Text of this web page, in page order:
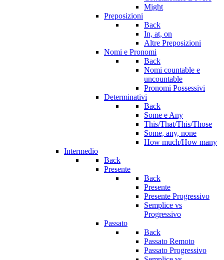
Might
Preposizioni
Back
In, at, on
Altre Preposizioni
Nomi e Pronomi
Back
Nomi countable e
uncountable
Pronomi Possessivi
Determinativi
Back
Some e Any
This/That/This/Those
Some, any, none
How much/How many
Intermedio
Back
Presente
Back
Presente
Presente Progressivo
Semplice vs
Progressivo
Passato
Back
Passato Remoto
Passato Progressivo